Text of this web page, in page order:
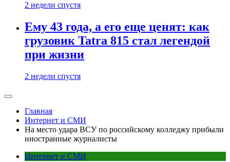
2 недели спустя
Ему 43 года, а его еще ценят: как
грузовик Tatra 815 стал легендой
при жизни
2 недели спустя
Главная
Интернет и СМИ
На место удара ВСУ по российскому колледжу прибыли
иностранные журналисты
Интернет и СМИ